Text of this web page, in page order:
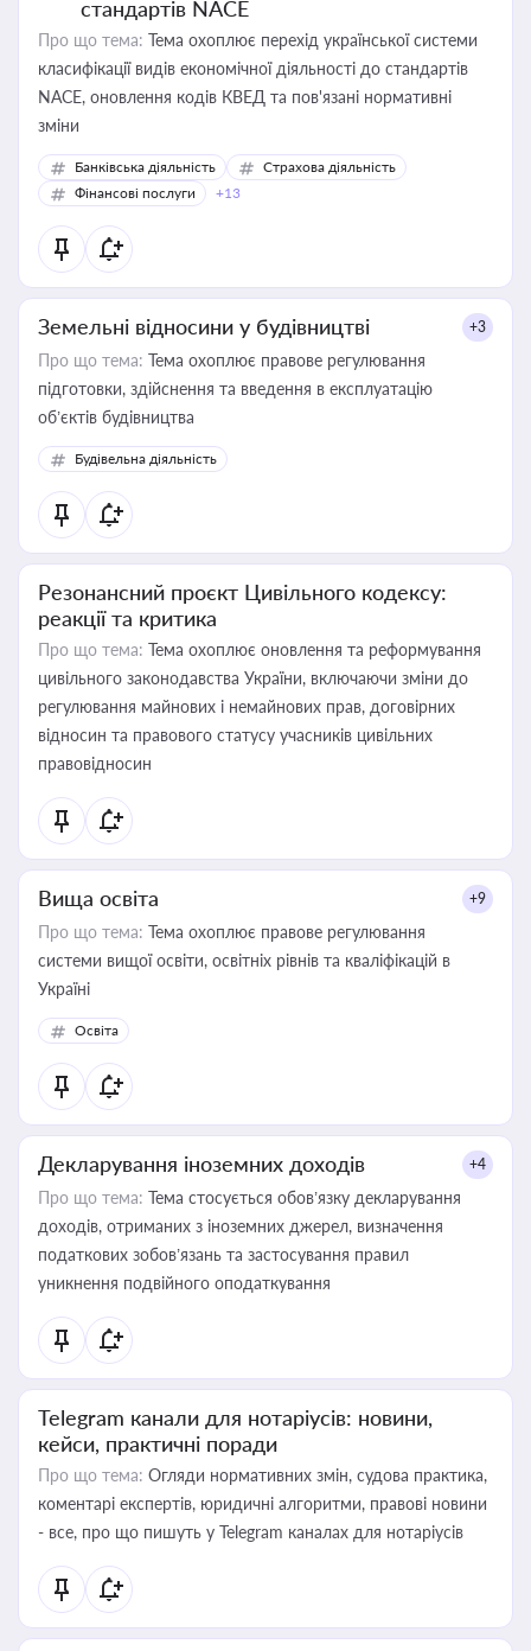
стандартів NACE
Про що тема: Тема охоплює перехід української системи
класифікації видів економічної діяльності до стандартів
NACE, оновлення кодів КВЕД та пов'язані нормативні
зміни
Банківська діяльність
Страхова діяльність
Фінансові послуги
+13
Земельні відносини у будівництві +3
Про що тема: Тема охоплює правове регулювання
підготовки, здійснення та введення в експлуатацію
об’єктів будівництва
Будівельна діяльність
Резонансний проєкт Цивільного кодексу:
реакції та критика
Про що тема: Тема охоплює оновлення та реформування
цивільного законодавства України, включаючи зміни до
регулювання майнових і немайнових прав, договірних
відносин та правового статусу учасників цивільних
правовідносин
Вища освіта +9
Про що тема: Тема охоплює правове регулювання
системи вищої освіти, освітніх рівнів та кваліфікацій в
Україні
Освіта
Декларування іноземних доходів +4
Про що тема: Тема стосується обов’язку декларування
доходів, отриманих з іноземних джерел, визначення
податкових зобов’язань та застосування правил
уникнення подвійного оподаткування
Telegram канали для нотаріусів: новини,
кейси, практичні поради
Про що тема: Огляди нормативних змін, судова практика,
коментарі експертів, юридичні алгоритми, правові новини
- все, про що пишуть у Telegram каналах для нотаріусів